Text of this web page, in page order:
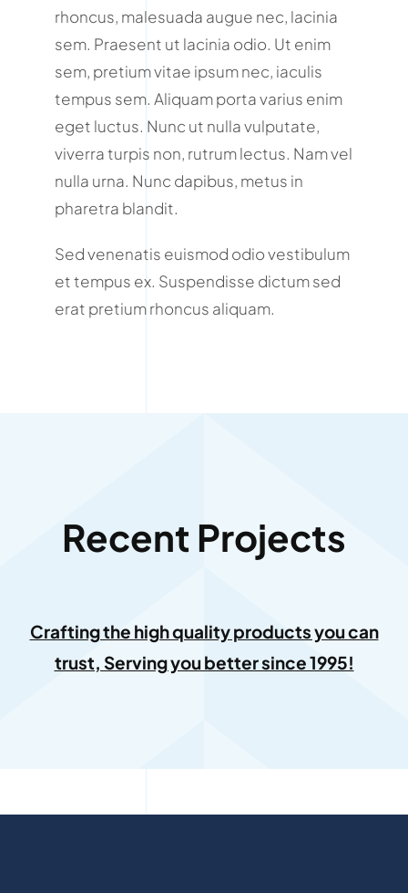
rhoncus, malesuada augue nec, lacinia
sem. Praesent ut lacinia odio. Ut enim
sem, pretium vitae ipsum nec, iaculis
tempus sem. Aliquam porta varius enim
eget luctus. Nunc ut nulla vulputate,
viverra turpis non, rutrum lectus. Nam vel
nulla urna. Nunc dapibus, metus in
pharetra blandit.
Sed venenatis euismod odio vestibulum
et tempus ex. Suspendisse dictum sed
erat pretium rhoncus aliquam.
Recent Projects
Crafting the high quality products you can
trust, Serving you better since 1995!